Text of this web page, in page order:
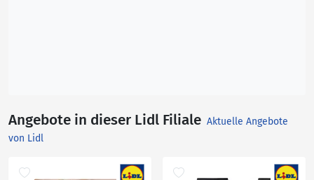
Angebote in dieser Lidl Filiale Aktuelle Angebote
von Lidl